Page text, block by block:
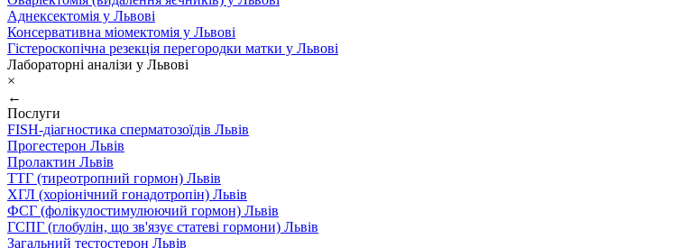
Аднексектомія у Львові
Консервативна міомектомія у Львові
Гістероскопічна резекція перегородки матки у Львові
Лабораторні аналізи у Львові
×
←
Послуги
FISH-діагностика сперматозоїдів Львів
Прогестерон Львів
Пролактин Львів
ТТГ (тиреотропний гормон) Львів
ХГЛ (хоріонічний гонадотропін) Львів
ФСГ (фолікулостимулюючий гормон) Львів
ГСПГ (глобулін, що зв'язує статеві гормони) Львів
Загальний тестостерон Львів